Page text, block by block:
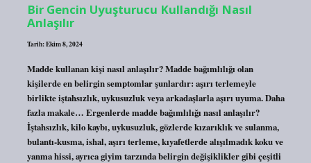
Bir Gencin Uyuşturucu Kullandığı Nasıl
Anlaşılır
Tarih: Ekim 8, 2024
Madde kullanan kişi nasıl anlaşılır? Madde bağımlılığı olan
kişilerde en belirgin semptomlar şunlardır: aşırı terlemeyle
birlikte iştahsızlık, uykusuzluk veya arkadaşlarla aşırı uyuma. Daha
fazla makale… Ergenlerde madde bağımlılığı nasıl anlaşılır?
İştahsızlık, kilo kaybı, uykusuzluk, gözlerde kızarıklık ve sulanma,
bulantı-kusma, ishal, aşırı terleme, kıyafetlerde alışılmadık koku ve
yanma hissi, ayrıca giyim tarzında belirgin değişiklikler gibi çeşitli